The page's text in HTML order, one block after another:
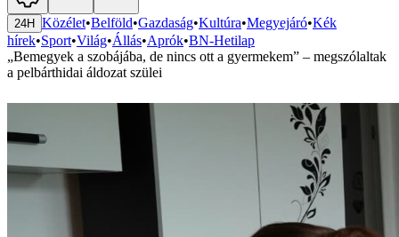
24H Közélet•Belföld•Gazdaság•Kultúra•Megyejáró•Kék
hírek•Sport•Világ•Állás•Aprók•BN-Hetilap
„Bemegyek a szobájába, de nincs ott a gyermekem” – megszólaltak
a pelbárthidai áldozat szülei